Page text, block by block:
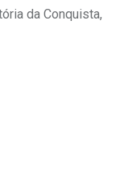
da Conquista,